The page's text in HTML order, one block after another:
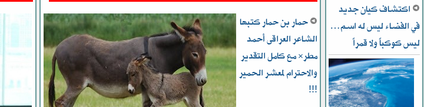
اكتشاف كيان جديد
في الفضاء ليس له اسم…
ليس كوكباً ولا قمراً
حمار بن حمار كتبها
الشاعر العراقى أحمد
مطر* مع كامل التقدير
والاحترام لمعشر الحمير
!!!